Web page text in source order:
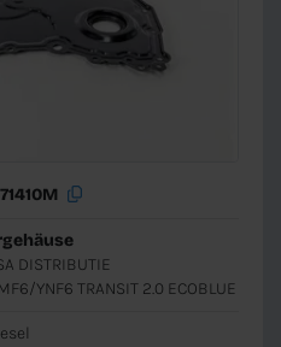
DISTRIBUTIE
YNF6 TRANSIT 2.0 ECOBLUE